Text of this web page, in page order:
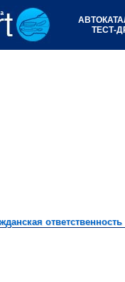
ТЕСТ-
ответственность
ответственность